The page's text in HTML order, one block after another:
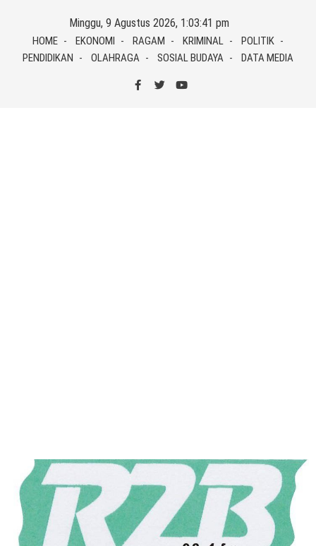
content
Minggu, 9 Agustus 2026, 1:03:42 pm
HOME EKONOMI RAGAM KRIMINAL
POLITIK
PENDIDIKAN
OLAHRAGA SOSIAL BUDAYA DATA MEDIA